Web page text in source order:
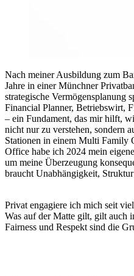
Nach meiner Ausbildung zum
Jahre in einer Münchner
strategische Vermögensplanung
Financial Planner, Betriebswirt,
– ein Fundament, das mir hilft,
nicht nur zu verstehen, sondern
Stationen in einem Multi Family
Office habe ich 2024 mein
um meine Überzeugung
braucht Unabhängigkeit,
Privat engagiere ich mich seit
Was auf der Matte gilt, gilt auch
Fairness und Respekt sind die